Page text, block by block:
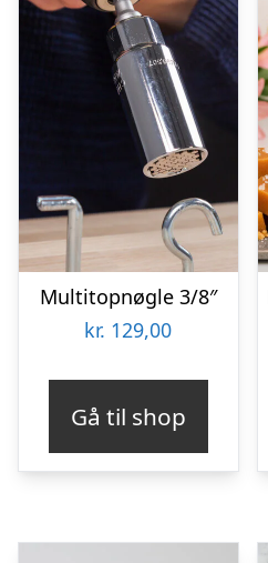
Multitopnøgle 3/8″
kr. 129,00
Gå til shop